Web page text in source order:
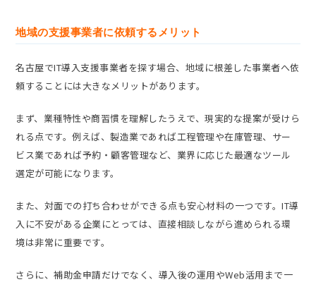
地域の支援事業者に依頼するメリット
名古屋でIT導入支援事業者を探す場合、地域に根差した事業者へ依
頼することには大きなメリットがあります。
まず、業種特性や商習慣を理解したうえで、現実的な提案が受けら
れる点です。例えば、製造業であれば工程管理や在庫管理、サー
ビス業であれば予約・顧客管理など、業界に応じた最適なツール
選定が可能になります。
また、対面での打ち合わせができる点も安心材料の一つです。IT導
入に不安がある企業にとっては、直接相談しながら進められる環
境は非常に重要です。
さらに、補助金申請だけでなく、導入後の運用やWeb活用まで一